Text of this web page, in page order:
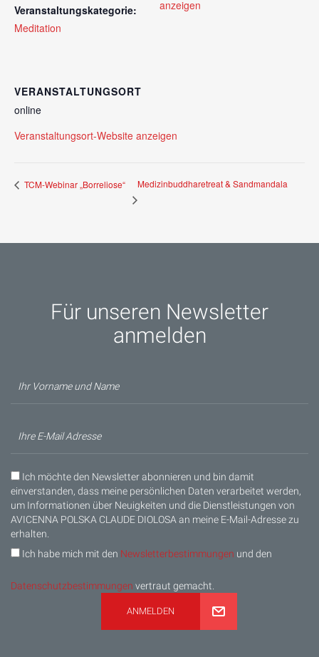
Veranstaltungskategorie:
Meditation
anzeigen
VERANSTALTUNGSORT
online
Veranstaltungsort-Website anzeigen
TCM-Webinar „Borreliose“ Medizinbuddharetreat & Sandmandala
Für unseren Newsletter
anmelden
Ich möchte den Newsletter abonnieren und bin damit
einverstanden, dass meine persönlichen Daten verarbeitet werden,
um Informationen über Neuigkeiten und die Dienstleistungen von
AVICENNA POLSKA CLAUDE DIOLOSA an meine E-Mail-Adresse zu
erhalten.
Ich habe mich mit den Newsletterbestimmungen und den
Datenschutzbestimmungen vertraut gemacht.
ANMELDEN